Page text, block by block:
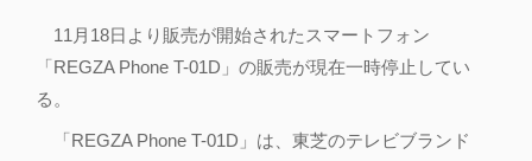
11月18日より販売が開始されたスマートフォン
「REGZA Phone T-01D」の販売が現在一時停止してい
る。
「REGZA Phone T-01D」は、東芝のテレビブランド